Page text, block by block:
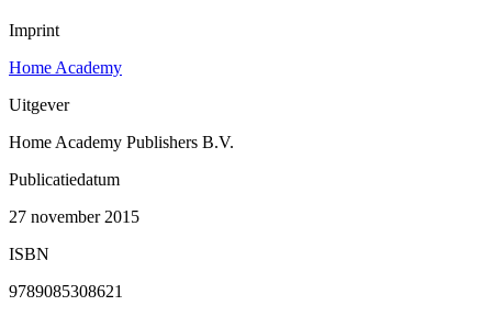
Imprint
Home Academy
Uitgever
Home Academy Publishers B.V.
Publicatiedatum
27 november 2015
ISBN
9789085308621